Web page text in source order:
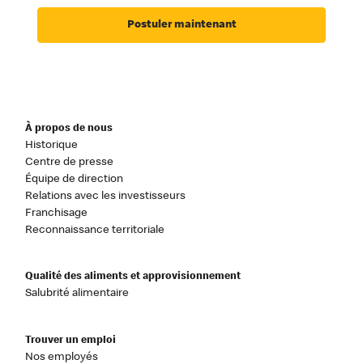
Postuler maintenant
À propos de nous
Historique
Centre de presse
Équipe de direction
Relations avec les investisseurs
Franchisage
Reconnaissance territoriale
Qualité des aliments et approvisionnement
Salubrité alimentaire
Trouver un emploi
Nos employés